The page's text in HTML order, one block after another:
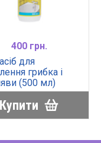
Купити
400 грн.
для
грибка і
(500 мл)